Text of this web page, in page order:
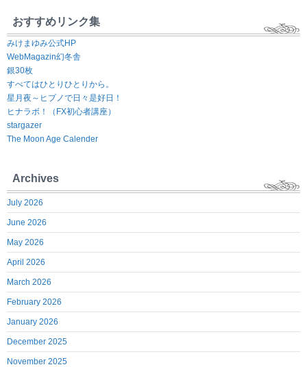
おすすめリンク集
みけまゆみ公式HP
WebMagazin幻冬舎
銀30枚
すべてはひとりひとりから。
星月夜～ヒプノで日々是好日！
ヒナラボ！（FX初心者講座）
stargazer
The Moon Age Calender
Archives
July 2026
June 2026
May 2026
April 2026
March 2026
February 2026
January 2026
December 2025
November 2025